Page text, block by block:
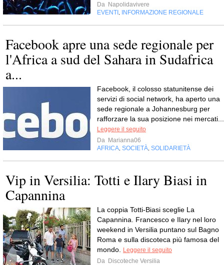
Da Napolidavivere
EVENTI
INFORMAZIONE REGIONALE
Facebook apre una sede regionale per
l'Africa a sud del Sahara in Sudafrica
a...
Facebook, il colosso statunitense dei
servizi di social network, ha aperto una
sede regionale a Johannesburg per
rafforzare la sua posizione nei mercati...
Leggere il seguito
Da Marianna06
AFRICA SOCIETÀ SOLIDARIETÀ
Vip in Versilia: Totti e Ilary Biasi in
Capannina
La coppia Totti-Biasi sceglie La
Capannina. Francesco e Ilary nel loro
weekend in Versilia puntano sul Bagno
Roma e sulla discoteca più famosa del
mondo.
Leggere il seguito
Da Discoteche Versilia